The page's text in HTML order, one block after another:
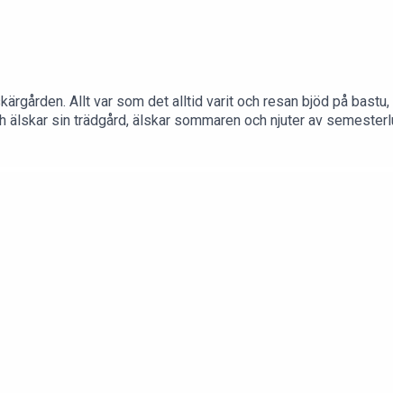
Allt var som det alltid varit och resan bjöd på
sin trädgård, älskar sommaren och njuter av
sitter i bilen på en regnig parkering i Tyskland och
och försvarstal till Tujan. Mejla till oss: